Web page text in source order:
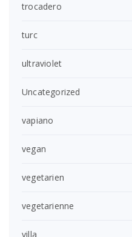
trocadero
turc
ultraviolet
Uncategorized
vapiano
vegan
vegetarien
vegetarienne
villa